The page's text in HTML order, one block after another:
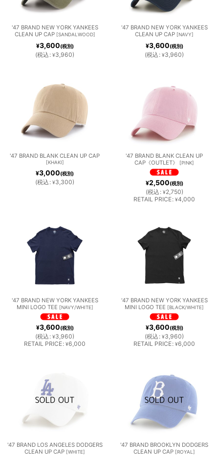
'47 BRAND NEW YORK YANKEES
CLEAN UP CAP [SANDALWOOD]
¥3,600(税別)
(税込 : ¥3,960)
'47 BRAND NEW YORK YANKEES
CLEAN UP CAP [NAVY]
¥3,600(税別)
(税込 : ¥3,960)
'47 BRAND BLANK CLEAN UP CAP
[KHAKI]
¥3,000(税別)
(税込 : ¥3,300)
'47 BRAND BLANK CLEAN UP
CAP《OUTLET》
[PINK]
¥2,500(税別)
(税込 : ¥2,750)
RETAIL PRICE: ¥4,000
'47 BRAND NEW YORK YANKEES
MINI LOGO TEE [NAVY/WHITE]
¥3,600(税別)
(税込 : ¥3,960)
RETAIL PRICE: ¥6,000
'47 BRAND NEW YORK YANKEES
MINI LOGO TEE [BLACK/WHITE]
¥3,600(税別)
(税込 : ¥3,960)
RETAIL PRICE: ¥6,000
'47 BRAND LOS ANGELES DODGERS
CLEAN UP CAP [WHITE]
'47 BRAND BROOKLYN DODGERS
CLEAN UP CAP [ROYAL ]